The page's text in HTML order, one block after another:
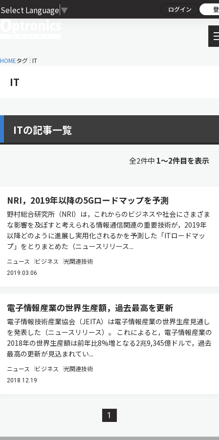
Select Language ▼ ログイン
HOMEタグ : IT
IT
ITの記事一覧
全2件中 1〜2件目を表示
NRI，2019年以降の5Gロードマップを予測
野村総合研究所（NRI）は，これからのビジネスや社会にさまざま
な影響を及ぼすと考えられる情報通信関連の重要技術が，2019年
以降どのように進展し実用化されるかを予測した「ITロードマッ
プ」をとりまとめた（ニュースリリース...
ニュース ビジネス 光関連技術
2019.03.06
電子情報産業の世界生産額，過去最高を更新
電子情報技術産業協会（JEITA）は電子情報産業の世界生産見通し
を発表した（ニュースリリース）。 これによると，電子情報産業の
2018年の世界生産額は前年比8%増となる2兆9,345億ドルで，過去
最高の更新が見込まれてい...
ニュース ビジネス 光関連技術
2018.12.19
1